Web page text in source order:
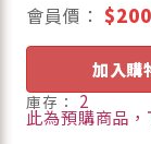
會員價： $200
加入購
庫存： 2
此為預購商品